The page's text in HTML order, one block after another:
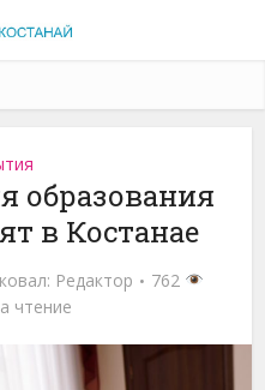
образования
в Костанае
Редактор
762
чтение